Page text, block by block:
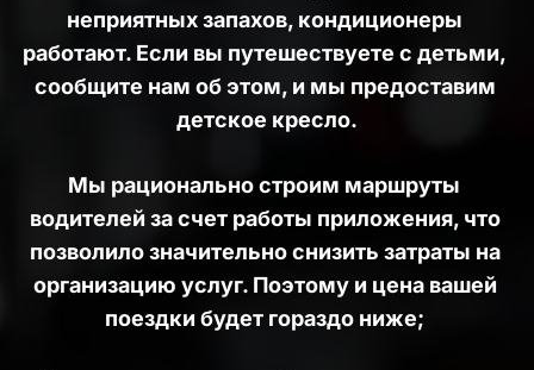
неприятных запахов, кондиционеры
работают. Если вы путешествуете с детьми,
сообщите нам об этом, и мы предоставим
детское кресло.
Мы рационально строим маршруты
водителей за счет работы приложения, что
позволило значительно снизить затраты на
организацию услуг. Поэтому и цена вашей
поездки будет гораздо ниже;